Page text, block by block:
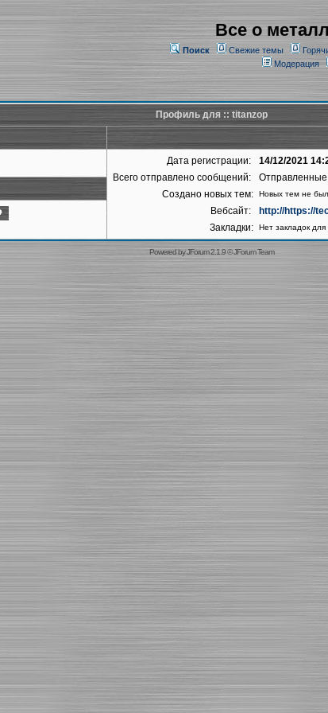
Все о
Поиск Свежие темы
Модерация
Профиль для :: titanzop
Дата регистрации:
14/12/2021
Всего отправлено сообщений:
Создано новых тем:
Новых тем не
Вебсайт:
http://https://
Закладки:
Нет закладок для
Powered byJForum 2.1.9©JForum Team